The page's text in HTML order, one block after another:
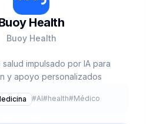
Health
Buoy Health
impulsado por IA para
y apoyo personalizados
#AI#health#Médico